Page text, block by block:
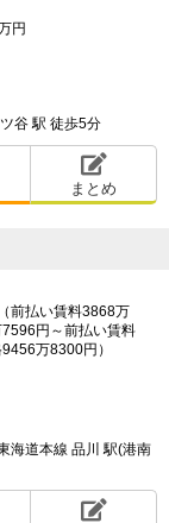
円
谷 駅 徒歩5分
まとめ
前払い賃料3868万
円～前払い賃料
万8300円）
海道本線 品川 駅(港南